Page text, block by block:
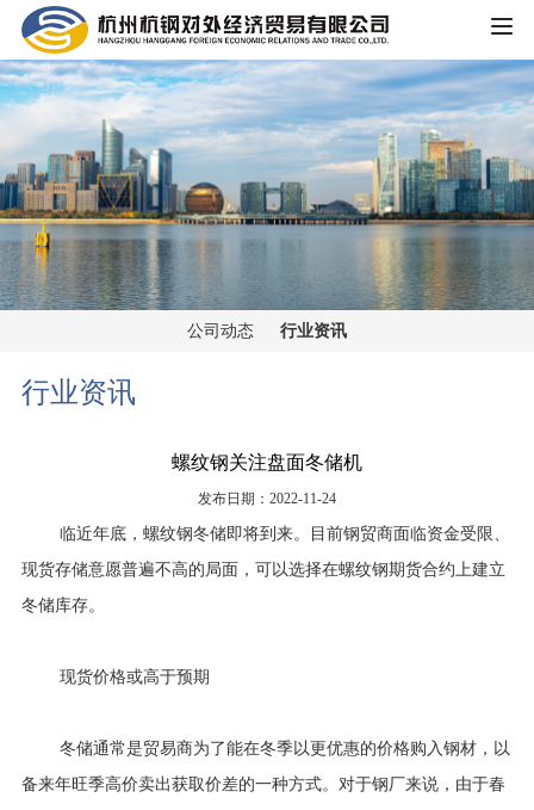
HOME
公司概况
公司简介
大事记
荣誉资质
企业文化
主营业务
煤焦板块
党群工作
招贤纳士
About Us
公司动态 行业资讯
行业资讯
螺纹钢关注盘面冬储机
发布日期：2022-11-24
临近年底，螺纹钢冬储即将到来。目前钢贸商面临资金受限、
现货存储意愿普遍不高的局面，可以选择在螺纹钢期货合约上建立
冬储库存。
现货价格或高于预期
冬储通常是贸易商为了能在冬季以更优惠的价格购入钢材，以
备来年旺季高价卖出获取价差的一种方式。对于钢厂来说，由于春